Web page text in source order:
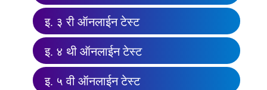
इ. ३ री ऑनलाईन टेस्ट
इ. ४ थी ऑनलाईन टेस्ट
इ. ५ वी ऑनलाईन टेस्ट